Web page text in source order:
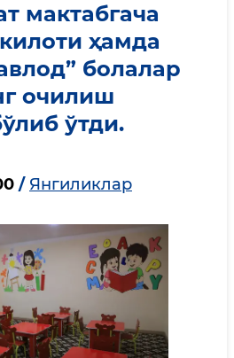
мактабгача
ҳамда
болалар
очилиш
ўтди.
/ Янгиликлар